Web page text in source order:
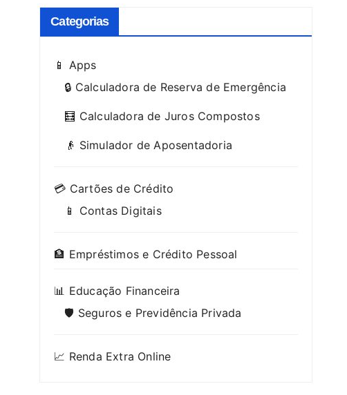
Categorias
📱 Apps
🔒 Calculadora de Reserva de Emergência
🧮 Calculadora de Juros Compostos
👴 Simulador de Aposentadoria
💳 Cartões de Crédito
📱 Contas Digitais
🏦 Empréstimos e Crédito Pessoal
📊 Educação Financeira
🛡️ Seguros e Previdência Privada
📈 Renda Extra Online